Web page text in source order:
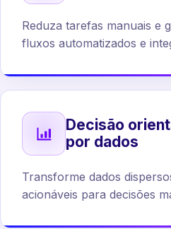
Reduza tarefas manuais e
fluxos automatizados e
Decisão
por dados
Transforme dados
acionáveis para decisões